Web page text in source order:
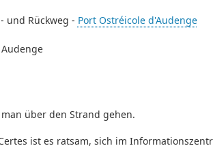
und Rückweg - Port Ostréicole d'Audenge
über den Strand gehen.
ist es ratsam, sich im